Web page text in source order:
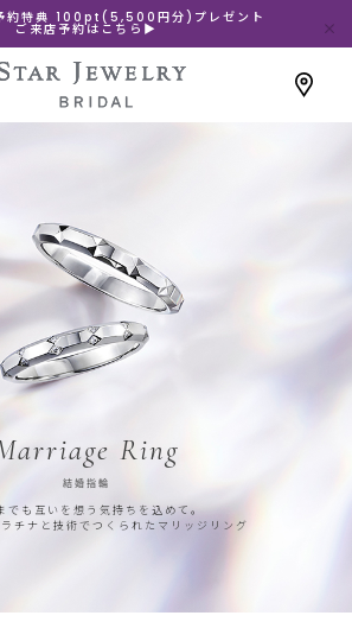
予約特典 100pt(5,500円分)プレゼント
ご来店予約はこちら▶
Ring
結婚指輪
でも互いを想う気持ちを込めて。
チナと技術でつくられたマリッジリング